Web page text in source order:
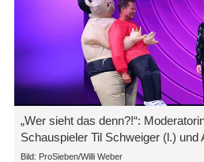
„Wer sieht das denn?!“:
Schauspieler Til Schweiger (l.) und
Bild: ProSieben/Willi Weber